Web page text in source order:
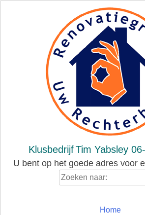
KlusbedrijfTim Yabsley
U bent op het goede adres voor
Home